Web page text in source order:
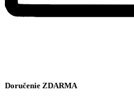
Doručenie ZDARMA